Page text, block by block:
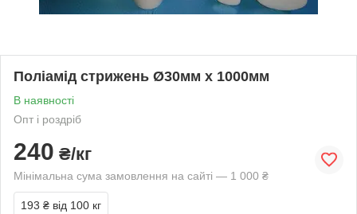
Поліамід стрижень Ø30мм х 1000мм
В наявності
Опт і роздріб
240 ₴/кг
Мінімальна сума замовлення на сайті — 1 000 ₴
193 ₴ від 100 кг